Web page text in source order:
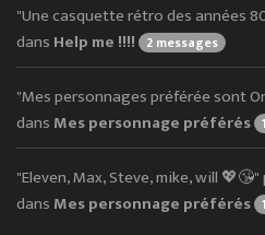
"Une casquette rétro des années
dans Help me !!!! 2 messages
"Mes personnages préférée sont
dans Mes personnage préférés
"Eleven, Max, Steve, mike, will 💖😘"
dans Mes personnage préférés